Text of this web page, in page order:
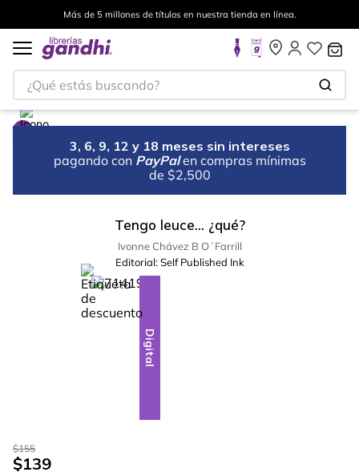
Más de 5 millones de títulos en nuestra tienda en línea.
¿Qué estás buscando?
3, 6, 9, 12 y 18 meses sin intereses
pagando con PayPal en compras mínimas
de $2,500
Tengo leuce... ¿qué?
Ivonne Chávez B O´Farrill
Editorial: Self Published Ink
-10%
Digital
$155
$139